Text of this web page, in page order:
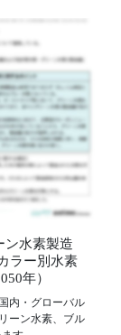
水素製造
ラー別水素
年）
内・グローバル
ーン水素、ブル